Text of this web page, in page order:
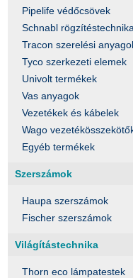
Pipelife védőcsövek
Schnabl rögzítéstechnika
Tracon szerelési
Tyco szerkezeti elemek
Univolt termékek
Vas anyagok
Vezetékek és kábelek
Wago
Egyéb termékek
Szerszámok
Haupa szerszámok
Fischer szerszámok
Világítástechnika
Thorn eco lámpatestek